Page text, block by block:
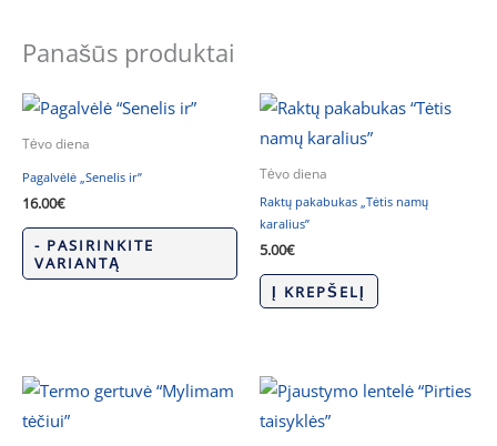
Panašūs produktai
Tėvo diena
Pagalvėlė „Senelis ir”
16.00€
- PASIRINKITE
VARIANTĄ
Tėvo diena
Raktų pakabukas „Tėtis namų
karalius”
5.00€
Į KREPŠELĮ